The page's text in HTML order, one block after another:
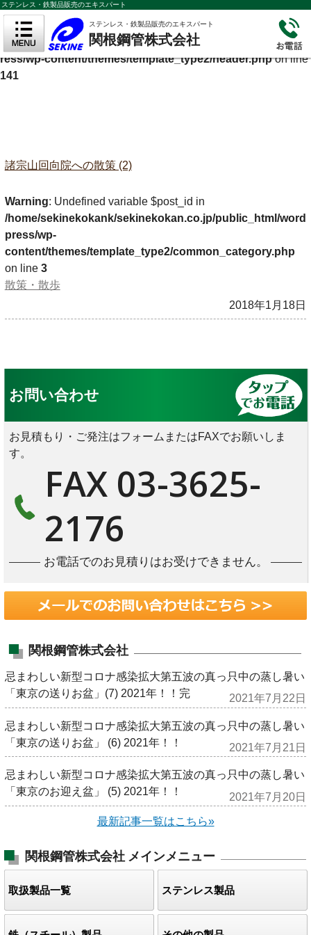
Warning
: Undefined variable $cf_description in
/home/sekinekokank/sekinekokan.co.jp/public_html/wordp
ress/wp-content/themes/template_type2/header.phpon line
141
ステンレス・鉄製品販売のエキスパート
ステンレス・鉄製品販売のエキスパート
関根鋼管株式会社
諸宗山回向院への散策 (2)
Warning: Undefined variable $post_id in
/home/sekinekokank/sekinekokan.co.jp/public_html/word
press/wp-
content/themes/template_type2/common_category.php
on line 3
散策・散歩
2018年1月18日
お問い合わせ
お見積もり・ご発注はフォームまたはFAXでお願いしま
す。
FAX 03-3625-
2176
お電話でのお見積りはお受けできません。
関根鋼管株式会社
忌まわしい新型コロナ感染拡大第五波の真っ只中の蒸し暑い
「東京の送りお盆」(7) 2021年！！完
2021年7月22日
忌まわしい新型コロナ感染拡大第五波の真っ只中の蒸し暑い
「東京の送りお盆」 (6) 2021年！！
2021年7月21日
忌まわしい新型コロナ感染拡大第五波の真っ只中の蒸し暑い
「東京のお迎え盆」 (5) 2021年！！
2021年7月20日
最新記事一覧はこちら»
関根鋼管株式会社 メインメニュー
取扱製品一覧 ステンレス製品